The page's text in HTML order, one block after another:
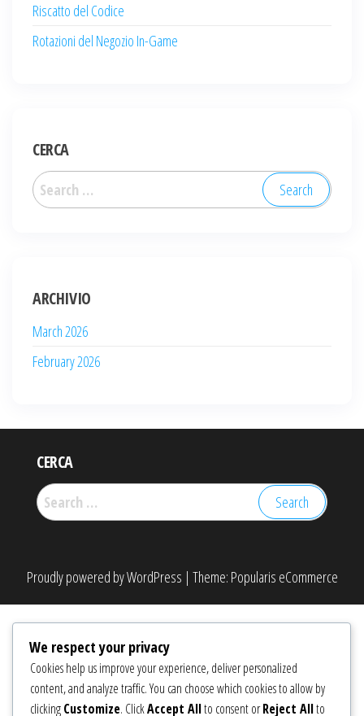
Riscatto del Codice
Rotazioni del Negozio In-Game
CERCA
Search
for:
ARCHIVIO
March 2026
February 2026
CERCA
Search
for:
Proudly powered byWordPress | Theme: Popularis eCommerce
We respect your privacy
Cookies help us improve your experience, deliver personalized
content, and analyze traffic. You can choose which cookies to allow by
clickingCustomize. ClickAccept Allto consent orReject Allto